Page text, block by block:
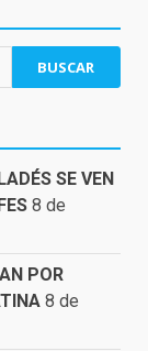
SE VEN
8 de
POR
8 de